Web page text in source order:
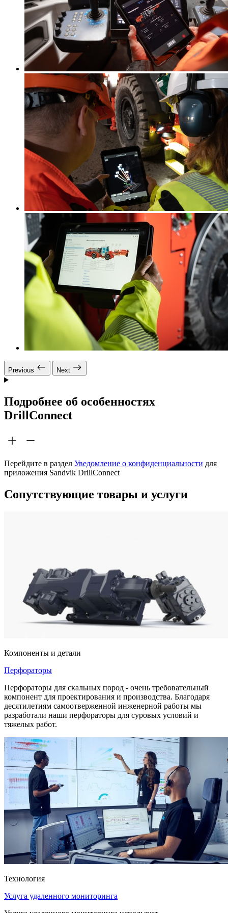
Previous Next
Подробнее об особенностях
DrillConnect
Перейдите в раздел Уведомление о конфиденциальности для
приложения Sandvik DrillConnect
Сопутствующие товары и услуги
Компоненты и детали
Перфораторы
Перфораторы для скальных пород - очень требовательный
компонент для проектирования и производства. Благодаря
десятилетиям самоотверженной инженерной работы мы
разработали наши перфораторы для суровых условий и
тяжелых работ.
Технология
Услуга удаленного мониторинга